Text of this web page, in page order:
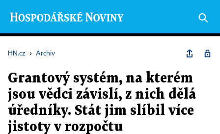
HN.cz › Archiv
Grantový systém, na kterém
jsou vědci závislí, z nich dělá
úředníky. Stát jim slíbil více
jistoty v rozpočtu